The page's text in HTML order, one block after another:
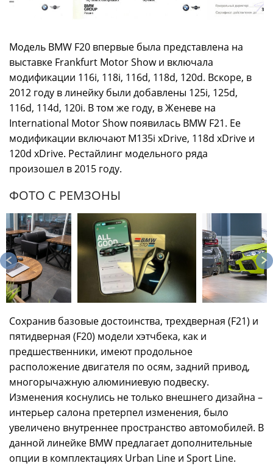
Модель BMW F20 впервые была представлена на
выставке Frankfurt Motor Show и включала
модификации 116i, 118i, 116d, 118d, 120d. Вскоре, в
2012 году в линейку были добавлены 125i, 125d,
116d, 114d, 120i. В том же году, в Женеве на
International Motor Show появилась BMW F21. Ее
модификации включают M135i xDrive, 118d xDrive и
120d xDrive. Рестайлинг модельного ряда
произошел в 2015 году.
ФОТО С РЕМЗОНЫ
Сохранив базовые достоинства, трехдверная (F21) и
пятидверная (F20) модели хэтчбека, как и
предшественники, имеют продольное
расположение двигателя по осям, задний привод,
многорычажную алюминиевую подвеску.
Изменения коснулись не только внешнего дизайна –
интерьер салона претерпел изменения, было
увеличено внутреннее пространство автомобилей. В
данной линейке BMW предлагает дополнительные
опции в комплектациях Urban Line и Sport Line.